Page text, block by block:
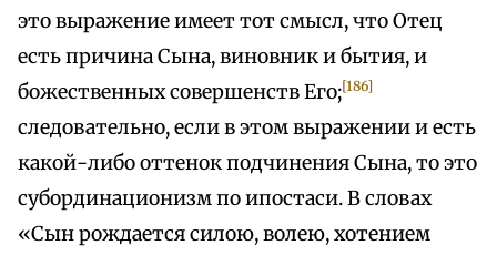
это выражение имеет тот смысл, что Отец
есть причина Сына, виновник и бытия, и
божественных совершенств Его;[186]
следовательно, если в этом выражении и есть
какой-либо оттенок подчинения Сына, то это
субординационизм по ипостаси. В словах
«Сын рождается силою, волею, хотением